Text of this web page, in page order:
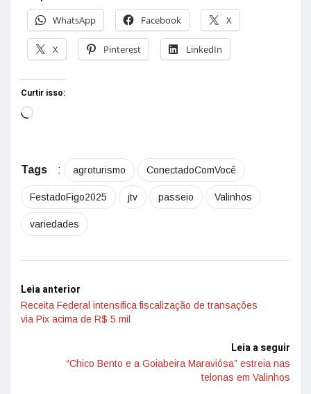
WhatsApp
Facebook X
X Pinterest LinkedIn
Curtir isso:
Tags : agroturismo ConectadoComVocê
FestadoFigo2025 jtv passeio Valinhos
variedades
Leia anterior
Receita Federal intensifica fiscalização de transações
via Pix acima de R$ 5 mil
Leia a seguir
“Chico Bento e a Goiabeira Maraviósa” estreia nas
telonas em Valinhos